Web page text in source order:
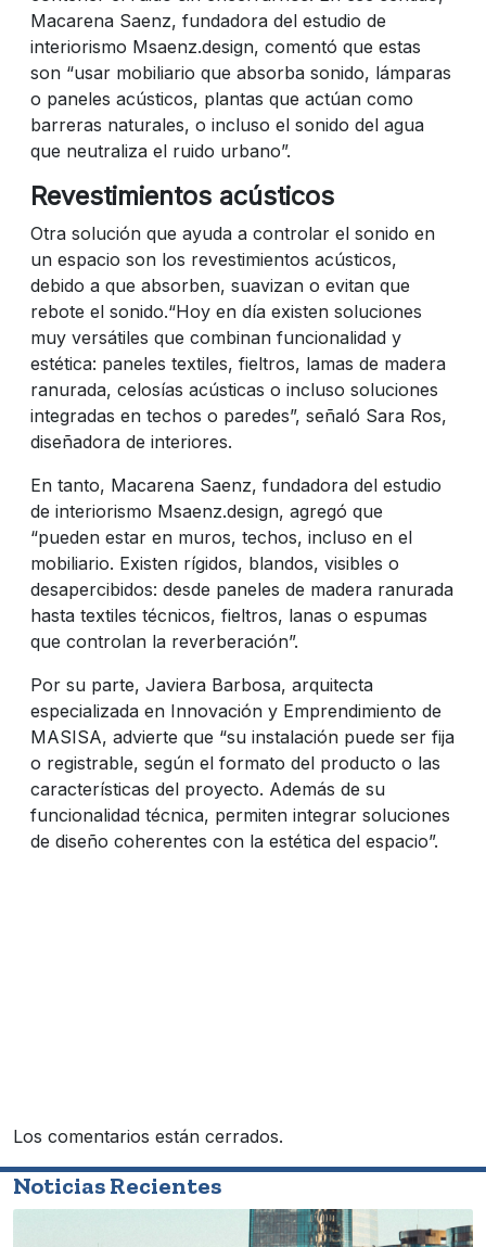
Macarena Saenz, fundadora del estudio de
interiorismo Msaenz.design, comentó que estas
son “usar mobiliario que absorba sonido, lámparas
o paneles acústicos, plantas que actúan como
barreras naturales, o incluso el sonido del agua
que neutraliza el ruido urbano”.
Revestimientos acústicos
Otra solución que ayuda a controlar el sonido en
un espacio son los revestimientos acústicos,
debido a que absorben, suavizan o evitan que
rebote el sonido.“Hoy en día existen soluciones
muy versátiles que combinan funcionalidad y
estética: paneles textiles, fieltros, lamas de madera
ranurada, celosías acústicas o incluso soluciones
integradas en techos o paredes”, señaló Sara Ros,
diseñadora de interiores.
En tanto, Macarena Saenz, fundadora del estudio
de interiorismo Msaenz.design, agregó que
“pueden estar en muros, techos, incluso en el
mobiliario. Existen rígidos, blandos, visibles o
desapercibidos: desde paneles de madera ranurada
hasta textiles técnicos, fieltros, lanas o espumas
que controlan la reverberación”.
Por su parte, Javiera Barbosa, arquitecta
especializada en Innovación y Emprendimiento de
MASISA, advierte que “su instalación puede ser fija
o registrable, según el formato del producto o las
características del proyecto. Además de su
funcionalidad técnica, permiten integrar soluciones
de diseño coherentes con la estética del espacio”.
Los comentarios están cerrados.
Noticias Recientes